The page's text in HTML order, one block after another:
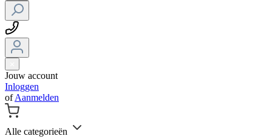
Jouw account
Inloggen
ofAanmelden
Alle categorieën